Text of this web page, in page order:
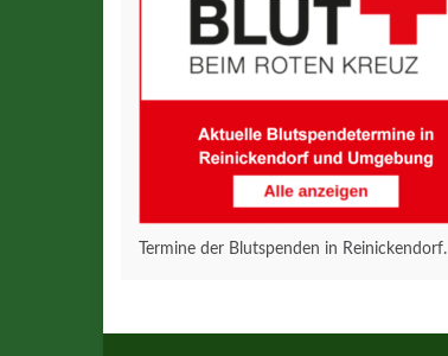
Termine der Blutspenden in Reinickendorf.